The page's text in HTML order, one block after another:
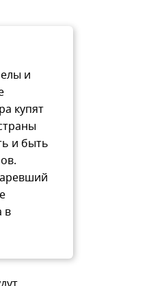
и
купят
и быть
в